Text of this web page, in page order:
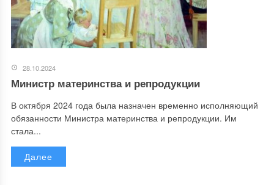
28.10.2024
Министр материнства и репродукции
В октября 2024 года была назначен временно исполняющий
обязанности Министра материнства и репродукции. Им
стала...
Далее